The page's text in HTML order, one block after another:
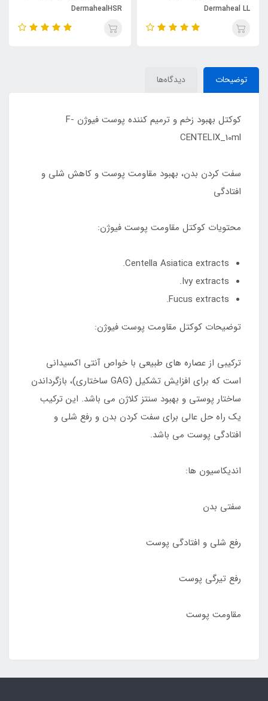
Dermaheal LL
DermahealHSR
توضیحات دیدگاه‌ها
کوکتل بهبود زخم و ترمیم کننده پوست فیوژن F-
CENTELIX_10ml
سفت کردن بدن، بهبود مقاومت پوست و کاهش شلی و
افتادگی
محتویات کوکتل مقاومت پوست فیوژن:
Centella Asiatica extracts.
Ivy extracts.
Fucus extracts.
توضیحات کوکتل مقاومت پوست فیوژن:
ترکیبی از عصاره های طبیعی با خواص آنتی اکسیدانی
است که برای افزایش تشکیل (GAG ساختاری)، بازگرداندن
ساختار پوستی و بهبود سنتز کلاژن می باشد. این ترکیب
یک راه حل عالی برای سفت کردن بدن و رفع شلی و
افتادگی پوست می باشد.
اندیکاسیون ها:
سفتی بدن
رفع شلی و افتادگی پوست
رفع تیرگی پوست
مقاومت پوست